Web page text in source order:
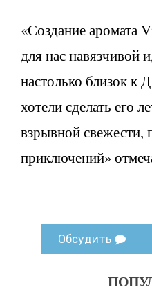
«Создание аромата
для нас навязчивой
настолько близок к
хотели сделать его
взрывной свежести,
приключений»
Обсудить